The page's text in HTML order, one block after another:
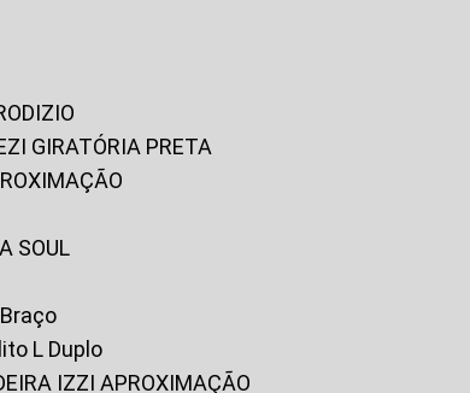
GIRATÓRIA PRETA
SOUL
L Duplo
IZZI APROXIMAÇÃO